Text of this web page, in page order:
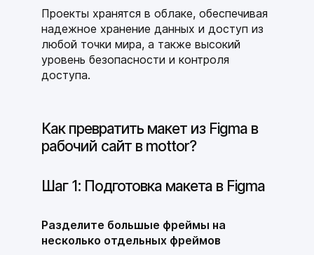
Проекты хранятся в облаке, обеспечивая
надежное хранение данных и доступ из
любой точки мира, а также высокий
уровень безопасности и контроля
доступа.
Как превратить макет из Figma в
рабочий сайт в mottor?
Шаг 1: Подготовка макета в Figma
Разделите большые фреймы на
несколько отдельных фреймов